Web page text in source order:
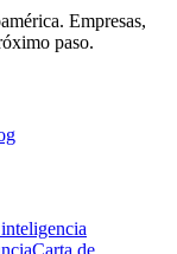
Empresas,
paso.
Carta de